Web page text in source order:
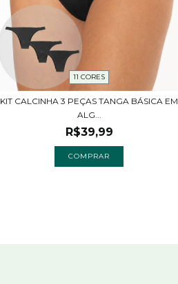
11 CORES
KIT CALCINHA 3 PEÇAS TANGA BÁSICA EM
ALG...
R$39,99
COMPRAR